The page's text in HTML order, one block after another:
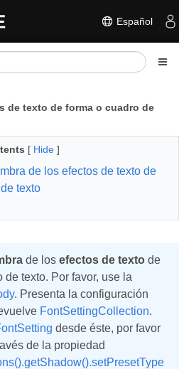
Español
de texto de forma o cuadro de
[ Hide ]
de los efectos de texto de
texto
de los efectos de texto de
texto. Por favor, use la
. Presenta la configuración
FontSettingCollection.
desde éste, por favor
de la propiedad